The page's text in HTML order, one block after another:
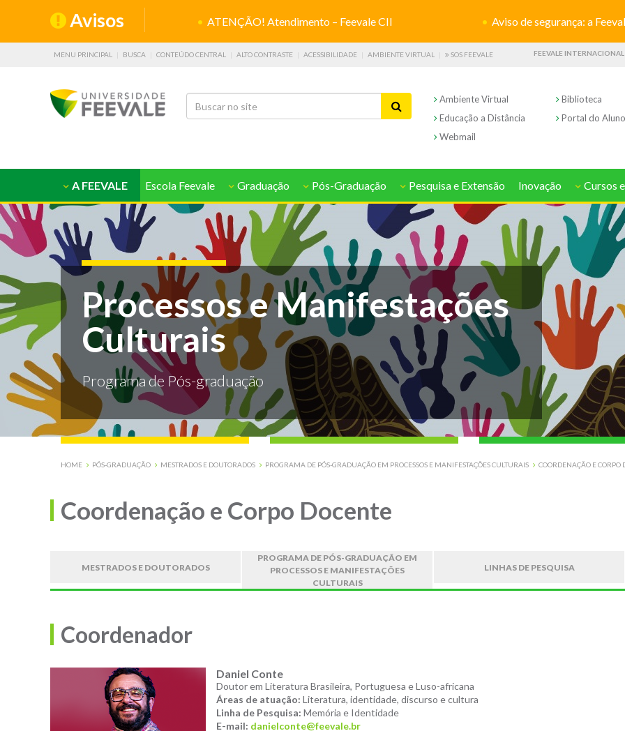
Avisos ATENÇÃO! Atendimento – Feevale CII Aviso de segurança: a Feevale
MENU PRINCIPAL BUSCA CONTEÚDO CENTRAL ALTO CONTRASTE ACESSIBILIDADE AMBIENTE VIRTUAL SOS FEEVALE FEEVALE INTERNACIONAL
Ambiente Virtual
Biblioteca
Educação a Distância
Portal do Aluno
Webmail
A FEEVALE Escola Feevale Graduação Pós-Graduação Pesquisa e Extensão Inovação Cursos
Processos e Manifestações
Culturais
Programa de Pós-graduação
HOME PÓS-GRADUAÇÃO MESTRADOS E DOUTORADOS PROGRAMA DE PÓS-GRADUAÇÃO EM PROCESSOS E MANIFESTAÇÕES CULTURAIS COORDENAÇÃO E CORPO
Coordenação e Corpo Docente
MESTRADOS E DOUTORADOS
PROGRAMA DE PÓS-GRADUAÇÃO EM
PROCESSOS E MANIFESTAÇÕES
CULTURAIS
LINHAS DE PESQUISA
Coordenador
Daniel Conte
Doutor em Literatura Brasileira, Portuguesa e Luso-africana
Áreas de atuação: Literatura, identidade, discurso e cultura
Linha de Pesquisa: Memória e Identidade
E-mail: danielconte@feevale.br